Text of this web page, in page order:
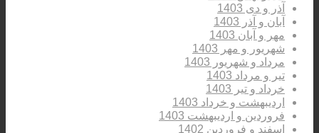
آذر و دی 1403
آبان و آذر 1403
مهر و آبان 1403
شهریور و مهر 1403
مرداد و شهریور 1403
تیر و مرداد 1403
خرداد و تیر 1403
اردیبهشت و خرداد 1403
فروردین و اردیبهشت 1403
اسفند و فروردین 1402